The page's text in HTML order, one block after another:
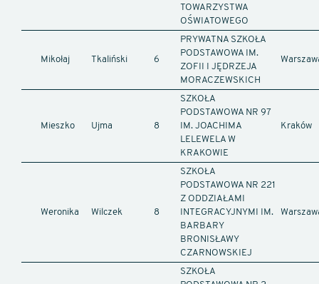
TOWARZYSTWA
OŚWIATOWEGO
Mikołaj Tkaliński 6
PRYWATNA SZKOŁA
PODSTAWOWA IM.
ZOFII I JĘDRZEJA
MORACZEWSKICH
Mieszko Ujma 8
SZKOŁA
PODSTAWOWA NR 97
IM. JOACHIMA
LELEWELA W
KRAKOWIE
Kraków
Weronika Wilczek 8
SZKOŁA
PODSTAWOWA NR 221
Z ODDZIAŁAMI
INTEGRACYJNYMI IM.
BARBARY
BRONISŁAWY
CZARNOWSKIEJ
SZKOŁA